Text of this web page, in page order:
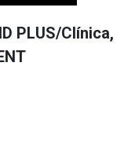
PLUS/Clínica,